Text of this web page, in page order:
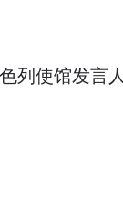
列使馆发言